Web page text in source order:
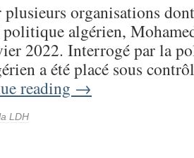
organisations
algérien,
2022. Interrogé par la
a été placé sous
reading →
LDH